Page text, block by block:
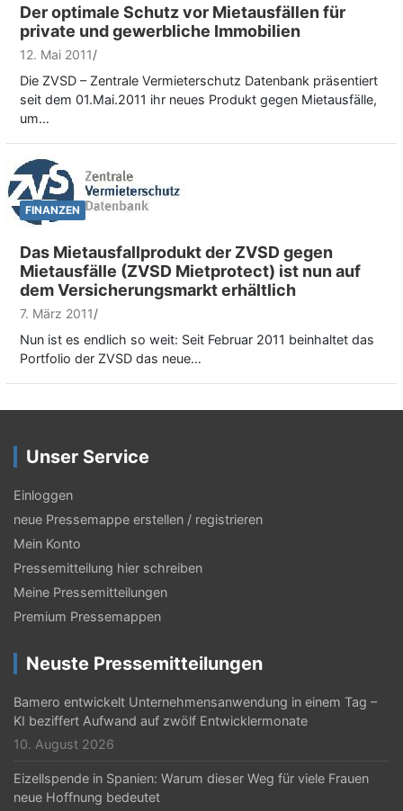
Der optimale Schutz vor Mietausfällen für
private und gewerbliche Immobilien
12. Mai 2011
Die ZVSD – Zentrale Vermieterschutz Datenbank präsentiert
seit dem 01.Mai.2011 ihr neues Produkt gegen Mietausfälle,
um…
FINANZEN
Das Mietausfallprodukt der ZVSD gegen
Mietausfälle (ZVSD Mietprotect) ist nun auf
dem Versicherungsmarkt erhältlich
7. März 2011
Nun ist es endlich so weit: Seit Februar 2011 beinhaltet das
Portfolio der ZVSD das neue…
Unser Service
Einloggen
neue Pressemappe erstellen / registrieren
Mein Konto
Pressemitteilung hier schreiben
Meine Pressemitteilungen
Premium Pressemappen
Neuste Pressemitteilungen
Bamero entwickelt Unternehmensanwendung in einem Tag –
KI beziffert Aufwand auf zwölf Entwicklermonate
10. August 2026
Eizellspende in Spanien: Warum dieser Weg für viele Frauen
neue Hoffnung bedeutet